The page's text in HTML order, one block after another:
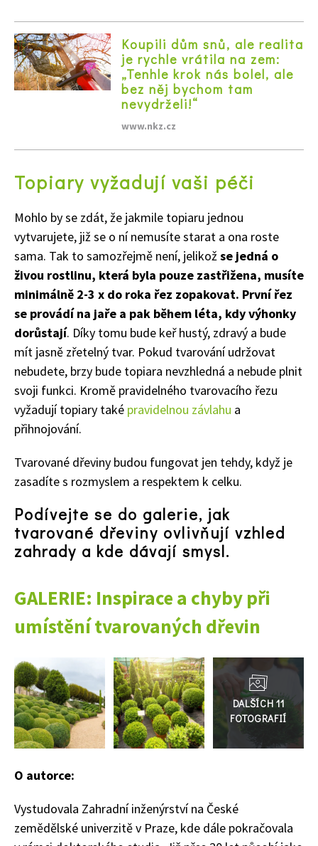
Objednat >
Naše krásná zahrada Speciál
74 Kč
Objednat >
Koupili dům snů, ale realita
je rychle vrátila na zem:
„Tenhle krok nás bolel, ale
bez něj bychom tam
nevydrželi!“
www.nkz.cz
Topiary vyžadují vaši péči
Mohlo by se zdát, že jakmile topiaru jednou
vytvarujete, již se o ní nemusíte starat a ona roste
sama. Tak to samozřejmě není, jelikožse jedná o
živou rostlinu, která byla pouze zastřižena, musíte
minimálně 2-3 x do roka řez zopakovat. První řez
se provádí na jaře a pak během léta, kdy výhonky
dorůstají. Díky tomu bude keř hustý, zdravý a bude
mít jasně zřetelný tvar. Pokud tvarování udržovat
nebudete, brzy bude topiara nevzhledná a nebude plnit
svoji funkci. Kromě pravidelného tvarovacího řezu
vyžadují topiary také pravidelnou závlahu a
přihnojování.
Tvarované dřeviny budou fungovat jen tehdy, když je
zasadíte s rozmyslem a respektem k celku.
Podívejte se do galerie, jak
tvarované dřeviny ovlivňují vzhled
zahrady a kde dávají smysl.
GALERIE: Inspirace a chyby při
umístění tvarovaných dřevin
Přejít
do
galerie
O autorce:
Vystudovala Zahradní inženýrství na České
zemědělské univerzitě v Praze, kde dále pokračovala